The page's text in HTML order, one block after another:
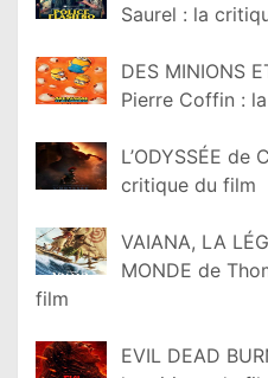
Saurel : la
DES MINIONS
Pierre Coffin :
L’ODYSSÉE
critique du film
VAIANA, LA
MONDE de
film
EVIL DEAD